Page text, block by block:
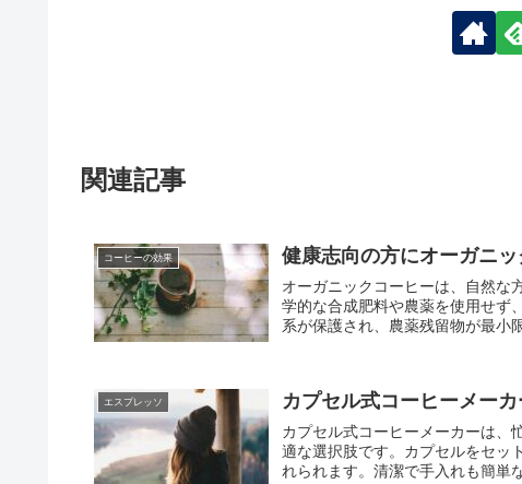
関連記事
コーヒーの効果 健康志向の方にオーガニ
オーガニックコーヒーは、自然な
学的な合成肥料や農薬を使用せず
系が保護され、農薬残留物が最小
エスプレッソ カプセル式コーヒーメー
カプセル式コーヒーメーカーは、
適な選択肢です。カプセルをセッ
れられます。清潔で手入れも簡単